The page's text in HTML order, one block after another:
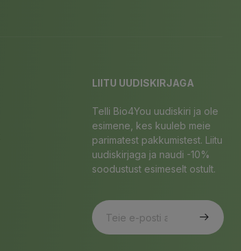
LIITU UUDISKIRJAGA
Telli Bio4You uudiskiri ja ole
esimene, kes kuuleb meie
parimatest pakkumistest. Liitu
uudiskirjaga ja naudi -10%
soodustust esimeselt ostult.